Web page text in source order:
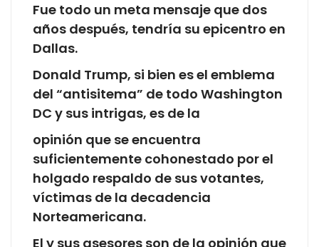
Fue todo un meta mensaje que dos
años después, tendría su epicentro en
Dallas.
Donald Trump, si bien es el emblema
del “antisitema” de todo Washington
DC y sus intrigas, es de la
opinión que se encuentra
suficientemente cohonestado por el
holgado respaldo de sus votantes,
víctimas de la decadencia
Norteamericana.
El y sus asesores son de la opinión que